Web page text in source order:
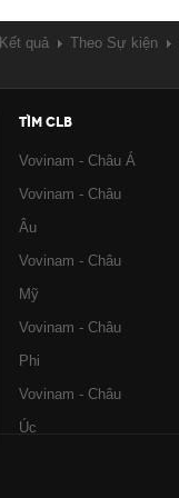
Kết quả Theo Sự kiện
TÌM CLB
Vovinam - Châu Á
Vovinam - Châu
Âu
Vovinam - Châu
Mỹ
Vovinam - Châu
Phi
Vovinam - Châu
Úc